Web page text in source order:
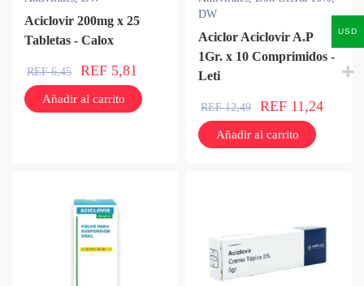
Aciclovir 200mg x 25
Tabletas - Calox
REF6,45 REF 5,81
Añadir al carrito
DW
Aciclor Aciclovir A.P
1Gr. x 10 Comprimidos -
Leti
REF12,49 REF 11,24
Añadir al carrito
USD